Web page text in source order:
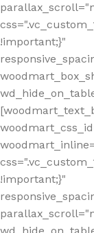
!important;}"
!important;}"